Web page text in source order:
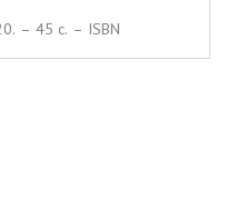
– 45 c. – ISBN